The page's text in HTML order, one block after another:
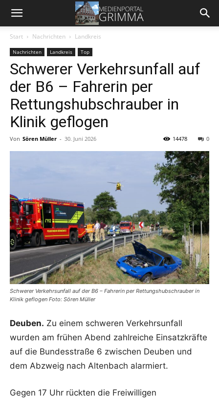
Start Nachrichten Landkreis
Nachrichten Landkreis Top
Schwerer Verkehrsunfall auf
der B6 – Fahrerin per
Rettungshubschrauber in
Klinik geflogen
Von Sören Müller - 30. Juni 2026 0
14478
Schwerer Verkehrsunfall auf der B6 – Fahrerin per Rettungshubschrauber in
Klinik geflogen Foto: Sören Müller
Deuben. Zu einem schweren Verkehrsunfall
wurden am frühen Abend zahlreiche Einsatzkräfte
auf die Bundesstraße 6 zwischen Deuben und
dem Abzweig nach Altenbach alarmiert.
Gegen 17 Uhr rückten die Freiwilligen